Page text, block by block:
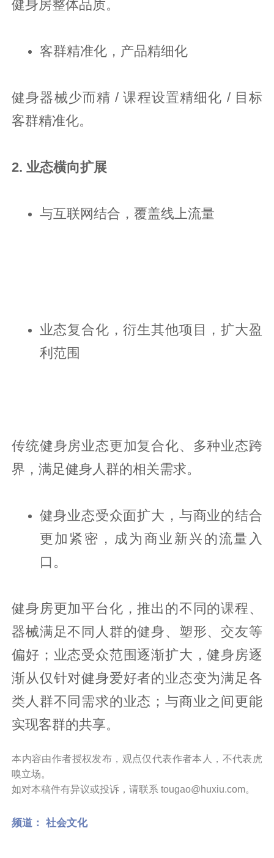
健身房整体品质。
客群精准化，产品精细化
健身器械少而精 / 课程设置精细化 / 目标
客群精准化。
2. 业态横向扩展
与互联网结合，覆盖线上流量
业态复合化，衍生其他项目，扩大盈
利范围
传统健身房业态更加复合化、多种业态跨
界，满足健身人群的相关需求。
健身业态受众面扩大，与商业的结合
更加紧密，成为商业新兴的流量入
口。
健身房更加平台化，推出的不同的课程、
器械满足不同人群的健身、塑形、交友等
偏好；业态受众范围逐渐扩大，健身房逐
渐从仅针对健身爱好者的业态变为满足各
类人群不同需求的业态；与商业之间更能
实现客群的共享。
本内容由作者授权发布，观点仅代表作者本人，不代表虎
嗅立场。
如对本稿件有异议或投诉，请联系 tougao@huxiu.com。
频道： 社会文化